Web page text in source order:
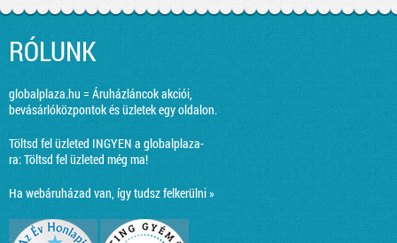
RÓLUNK
globalplaza.hu = Áruházláncok akciói,
bevásárlóközpontok és üzletek egy oldalon.
Töltsd fel üzleted INGYEN a globalplaza-
ra:Töltsd fel üzleted még ma!
Ha webáruházad van, így tudsz felkerülni »